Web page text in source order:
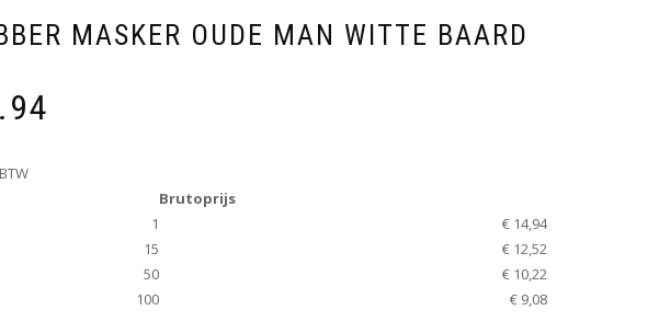
MASKER OUDE MAN WITTE BAARD
Brutoprijs
1
€ 14,94
15
€ 12,52
50
€ 10,22
100
€ 9,08